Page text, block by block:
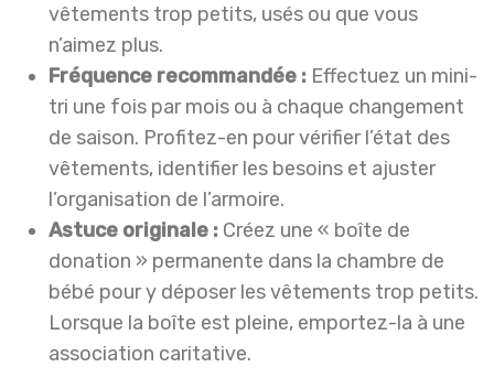
vêtements trop petits, usés ou que vous
n’aimez plus.
Fréquence recommandée : Effectuez un mini-
tri une fois par mois ou à chaque changement
de saison. Profitez-en pour vérifier l’état des
vêtements, identifier les besoins et ajuster
l’organisation de l’armoire.
Astuce originale : Créez une « boîte de
donation » permanente dans la chambre de
bébé pour y déposer les vêtements trop petits.
Lorsque la boîte est pleine, emportez-la à une
association caritative.